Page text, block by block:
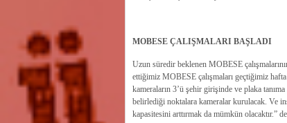
MOBESE ÇALIŞMALARI BAŞLADI
Uzun süredir beklenen MOBESE
ettiğimiz MOBESE çalışmaları geçtiğimiz
kameraların 3’ü şehir girişinde ve plaka
belirlediği noktalara kameralar kurulacak. Ve
kapasitesini arttırmak da mümkün olacaktır.”